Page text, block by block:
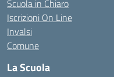
Scuola in Chiaro
Iscrizioni On Line
Invalsi
Comune
La Scuola